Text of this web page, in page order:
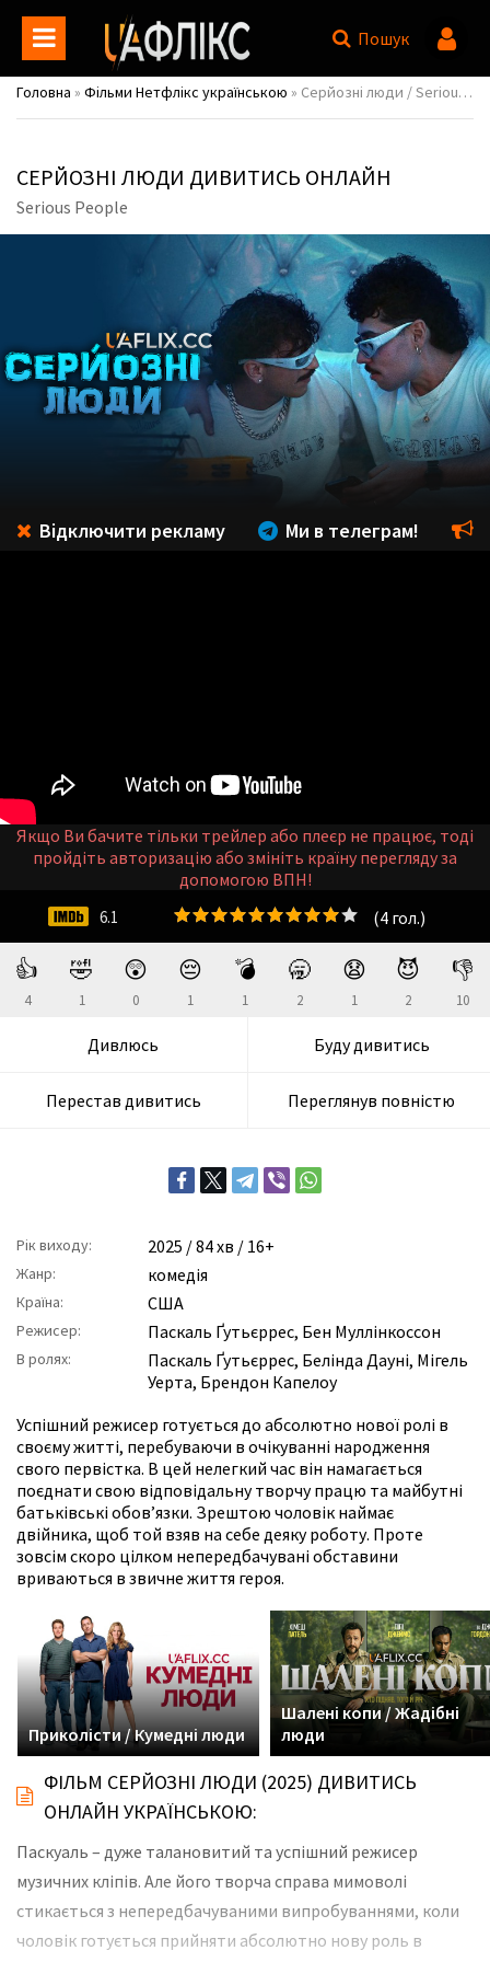
Пошук
Головна » Фільми Нетфлікс українською » Серйозні люди / Serious People
СЕРЙОЗНІ ЛЮДИ ДИВИТИСЬ ОНЛАЙН
Serious People
👍
4
🤣
1
😲
0
😔
1
💣
1
🥱
2
😧
1
😈
2
👎
10
Дивлюсь Буду дивитись
Перестав дивитись Переглянув повністю
Рік виходу: 2025 / 84 хв / 16+
Жанр: комедія
Країна: США
Режисер: Паскаль Ґутьєррес, Бен Муллінкоссон
В ролях: Паскаль Ґутьєррес, Белінда Дауні, Мігель
Уерта, Брендон Капелоу
Успішний режисер готується до абсолютно нової ролі в
своєму житті, перебуваючи в очікуванні народження
свого первістка. В цей нелегкий час він намагається
поєднати свою відповідальну творчу працю та майбутні
батьківські обов’язки. Зрештою чоловік наймає
двійника, щоб той взяв на себе деяку роботу. Проте
зовсім скоро цілком непередбачувані обставини
вриваються в звичне життя героя.
(4гол.)
6.1
Відключити рекламу Ми в телеграм!
Якщо Ви бачите тільки трейлер або плеєр не працює, тоді
пройдіть авторизацію або змініть країну перегляду за
допомогою ВПН!
Приколісти / Кумедні люди
Шалені копи / Жадібні
люди
ФІЛЬМ СЕРЙОЗНІ ЛЮДИ (2025) ДИВИТИСЬ
ОНЛАЙН УКРАЇНСЬКОЮ:
Паскуаль – дуже талановитий та успішний режисер
музичних кліпів. Але його творча справа мимоволі
стикається з непередбачуваними випробуваннями, коли
чоловік готується прийняти абсолютно нову роль в